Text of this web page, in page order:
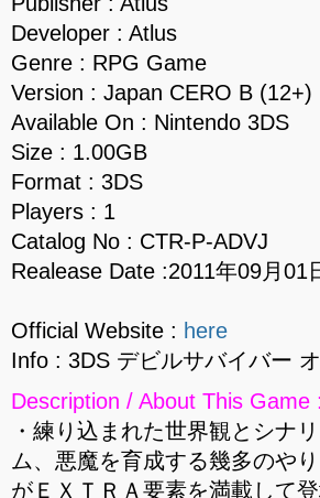
Developer : Atlus
Genre : RPG Game
Version : Japan CERO B (12+)
Available On : Nintendo 3DS
Size : 1.00GB
Format : 3DS
Players : 1
Catalog No : CTR-P-ADVJ
Realease Date :2011年09月01
Official Website : here
Info : 3DS デビルサバイバー
Description / About This Game :
・練り込まれた世界観とシナ
ム、悪魔を育成する幾多のや
がＥＸＴＲＡ要素を満載して登